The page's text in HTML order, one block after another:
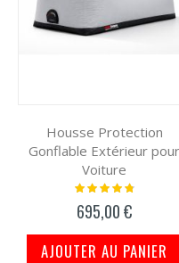
Housse Protection
Gonflable Extérieur pour
Voiture
Notation:
695,00 €
AJOUTER AU PANIER